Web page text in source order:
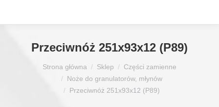
Przeciwnóż 251x93x12 (P89)
Strona główna Sklep
Części zamienne
Noże do granulatorów, młynów
Przeciwnóż 251x93x12 (P89)